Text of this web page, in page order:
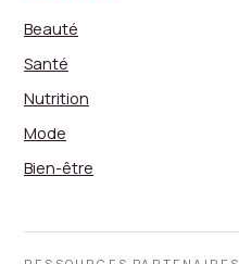
Beauté
Santé
Nutrition
Mode
Bien-être